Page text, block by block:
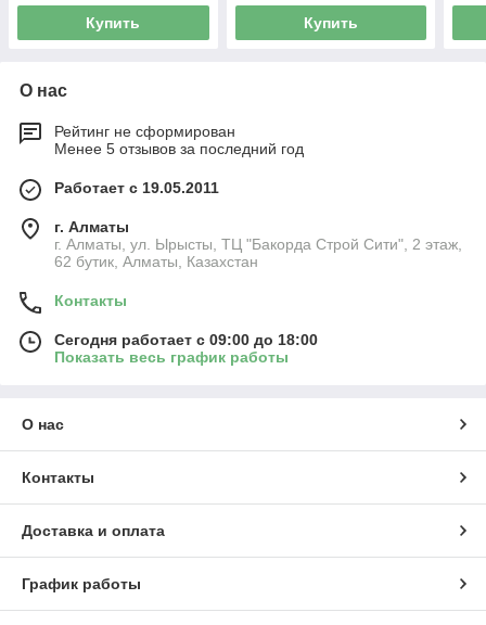
Купить Купить
О нас
Рейтинг не сформирован
Менее 5 отзывов за последний год
Работает с 19.05.2011
г. Алматы
г. Алматы, ул. Ырысты, ТЦ "Бакорда Строй Сити", 2 этаж,
62 бутик, Алматы, Казахстан
Контакты
Сегодня работает с 09:00 до 18:00
Показать весь график работы
О нас
Контакты
Доставка и оплата
График работы